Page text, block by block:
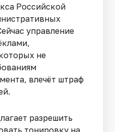
Российской
управление
не
влечёт штраф
разрешить
тонировку на